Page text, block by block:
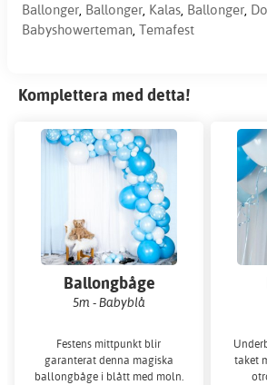
Ballonger, Ballonger, Kalas, Ballonger,
Babyshowerteman, Temafest
Komplettera med detta!
Ballongbåge
5m - Babyblå
Festens mittpunkt blir
garanterat denna magiska
ballongbåge i blått med moln.
taket